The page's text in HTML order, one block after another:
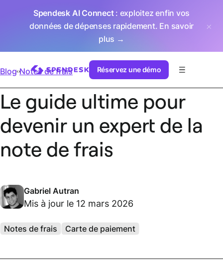
Spendesk AI Connect: exploitez enfin vos
données de dépenses rapidement. En savoir
plus →
Réservez une démo
Blog Notes de frais
Le guide ultime pour
devenir un expert de la
note de frais
Gabriel Autran
Mis à jour le 12 mars 2026
Notes de frais Carte de paiement